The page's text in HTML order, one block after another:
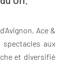
Ace &
aux
et diversifié